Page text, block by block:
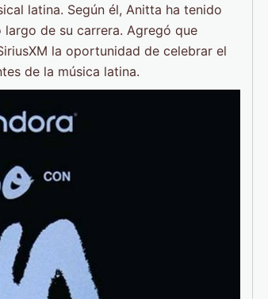
latina. Según él, Anitta ha tenido
de su carrera. Agregó que
la oportunidad de celebrar el
de la música latina.